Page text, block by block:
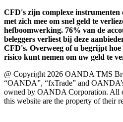
CFD's zijn complexe instrumenten
met zich mee om snel geld te
hefboomwerking. 76% van de
beleggers verliest bij deze
CFD's. Overweeg of u begrijpt
risico kunt nemen om uw geld te
@ Copyright 2026 OANDA TMS
“OANDA”, “fxTrade” and
owned by OANDA Corporation. All
this website are the property of their